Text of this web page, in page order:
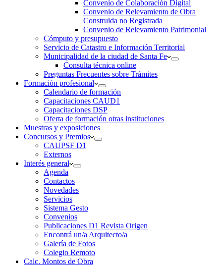
Convenio de Colaboración Digital
Convenio de Relevamiento de Obra
Construida no Registrada
Convenio de Relevamiento Patrimonial
Cómputo y presupuesto
Servicio de Catastro e Información Territorial
Municipalidad de la ciudad de Santa Fe
Consulta técnica online
Preguntas Frecuentes sobre Trámites
Formación profesional
Calendario de formación
Capacitaciones CAUD1
Capacitaciones DSP
Oferta de formación otras instituciones
Muestras y exposiciones
Concursos y Premios
CAUPSF D1
Externos
Interés general
Agenda
Contactos
Novedades
Servicios
Sistema Gesto
Convenios
Publicaciones D1 Revista Origen
Encontrá un/a Arquitecto/a
Galería de Fotos
Colegio Remoto
Calc. Montos de Obra